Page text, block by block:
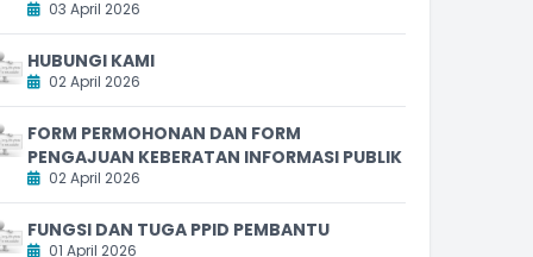
03 April 2026
HUBUNGI KAMI
02 April 2026
FORM PERMOHONAN DAN FORM
PENGAJUAN KEBERATAN INFORMASI PUBLIK
02 April 2026
FUNGSI DAN TUGA PPID PEMBANTU
01 April 2026